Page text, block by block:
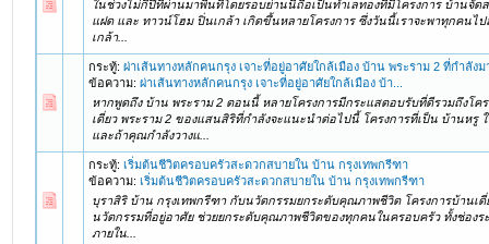
ในช่วงไม่กี่ปีที่ผ่านมาพื้นที่โดยรอบย่านนี้ถือเป็นทำเลทองที่มีโครงการ บ้านจัด
แฝด และ ทาวน์โฮม ปิ่นเกล้า เกิดขึ้นหลายโครงการ ซึ่งวันนี้เราจะพาทุกคนไ
เกล้า...
กระทู้:ผ่าเส้นทางหลักคนกรุง เจาะที่อยู่อาศัยใกล้เมือง บ้าน พระราม 2 ที่กำลังม
ข้อความ:ผ่าเส้นทางหลักคนกรุง เจาะที่อยู่อาศัยใกล้เมือง บ้า...
หากพูดถึง บ้าน พระราม 2 ตอนนี้ หลายโครงการมีกระแสตอบรับที่ดีรวมถึงโค
เดี่ยว พระราม 2 ของแสนสิริที่กำลังจะแนะนำต่อไปนี้ โครงการที่เป็น บ้านหรู
และถ้าคุณกำลังวางแ...
กระทู้:เริ่มต้นชีวิตครอบครัวสะดวกสบายใน บ้าน กรุงเทพกรีฑา
ข้อความ:เริ่มต้นชีวิตครอบครัวสะดวกสบายใน บ้าน กรุงเทพกรีฑา
บุราสิริ บ้าน กรุงเทพกรีฑา กับนวัตกรรมยกระดับคุณภาพชีวิต โครงการบ้านเ
นวัตกรรมที่อยู่อาศัย ช่วยยกระดับคุณภาพชีวิตของทุกคนในครอบครัว ทั้งช่องร
ภายใน...